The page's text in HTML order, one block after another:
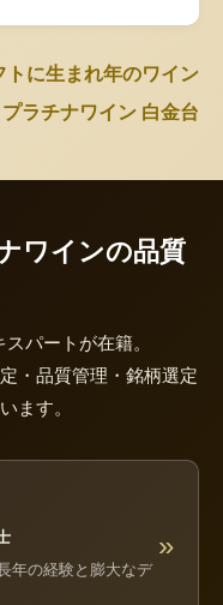
トに生まれ年のワイン
ラチナワイン 白金台
ワインの品質
パートが在籍。
・品質管理・銘柄選定
ます。
年の経験と膨大なデ
»